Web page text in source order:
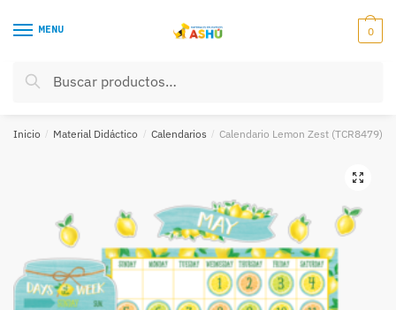
MENU
Buscar
Buscar
0
Inicio / Material Didáctico / Calendarios / Calendario Lemon Zest (TCR8479)